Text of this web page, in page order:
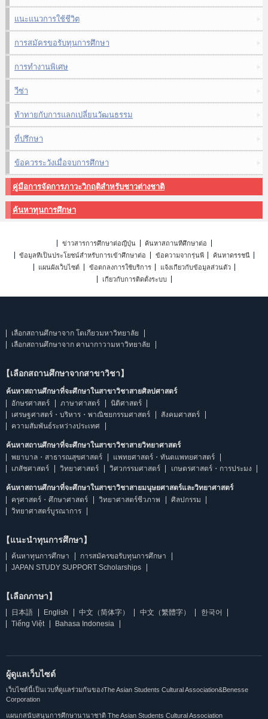
แนะแนวการใช้ชีวิต
การสมัครขอรับทุนการศึกษา
การทำงานพิเศษ
วีซ่า
ท้าทายกับการแลกเปลี่ยนวัฒนธรรม
ที่ปรึกษา
ข้อควรระวังเมื่อจบการศึกษา
คู่มือการจัดการภาวะวิกฤติสำหรับชาวต่างชาติ
ค้นหาทุนการศึกษา
ข่าวสารการศึกษาต่อญี่ปุ่น
ค้นหาสถานที่ศึกษาต่อ
ข้อมูลที่เป็นประโยชน์สำหรับการเข้าศึกษาต่อ
ข้อความจากรุ่นพี่
ค้นหาดรรชนี
แผนผังเว็บไซต์
ข้อตกลงการใช้บริการ
แจ้งเกี่ยวกับข้อมูลส่วนตัว
เกี่ยวกับการติดตั้งระบบ
เลือกสถานศึกษาจาก โตเกียวมหาวิทยาลัย
เลือกสถานศึกษาจาก คานากาวามหาวิทยาลัย
【เลือกสถานศึกษาจากสาขาวิชา】
ค้นหาสถานศึกษาที่จะศึกษาในสาขาวิชาสายศิลปศาสตร์
อักษรศาสตร์
ภาษาศาสตร์
นิติศาสตร์
เศรษฐศาสตร์・บริหาร・พาณิชยกรรมศาสตร์
สังคมศาสตร์
ความสัมพันธ์ระหว่างประเทศ
ค้นหาสถานศึกษาที่จะศึกษาในสาขาวิชาสายวิทยาศาสตร์
พยาบาล・สาธารณสุขศาสตร์
แพทยศาสตร์・ทันตแพทยศาสตร์
เภสัชศาสตร์
วิทยาศาสตร์ วิศวกรรมศาสตร์ เกษตรศาสตร์・การประมง
ค้นหาสถานศึกษาที่จะศึกษาในสาขาวิชาสายมนุษยศาสตร์และวิทยาศาสตร์
ครุศาสตร์・ศึกษาศาสตร์
วิทยาศาสตร์ชีวภาพ
ศิลปกรรม
วิทยาศาสตร์บูรณาการ
【แนะนำทุนการศึกษา】
ค้นหาทุนการศึกษา
การสมัครขอรับทุนการศึกษา
JAPAN STUDY SUPPORT Scholarships
【เลือกภาษา】
日本語 English 中文（简体字） 中文（繁體字）
한국어
Tiếng Việt
Bahasa Indonesia
ผู้ดูแลเว็บไซต์
เว็บไซต์นี้เป็นเวบที่ดูแลร่วมกันของThe Asian Students Cultural Association&Benesse
Corporation
แผนกสนับสนุนการศึกษานานาชาติ The Asian Students Cultural Association